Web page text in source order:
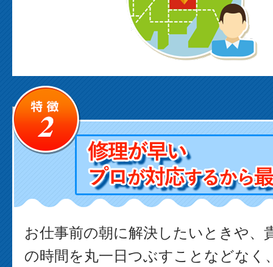
お仕事前の朝に解決したいときや、
の時間を丸一日つぶすことなどなく